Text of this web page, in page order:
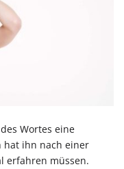
Wortes eine
hat ihn nach einer
erfahren müssen.